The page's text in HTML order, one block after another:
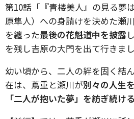
第10話「『青楼美人』の見る夢
原隼人）への身請けを決めた瀬
を纏った最後の花魁道中を披露
を残し吉原の大門を出て行きまし
幼い頃から、二人の絆を固く結
在は、蔦重と瀬川が別々の人生
「二人が抱いた夢」を紡ぎ続け